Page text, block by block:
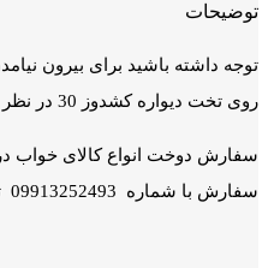
توضیحات
توجه داشته باشید برای بیرون
روی تخت دیواره کشدوز 30 در نظر گرفته میشود
سفارش دوخت انواع کالای خواب
سفارش با شماره 09913252493 تماس بگیرید